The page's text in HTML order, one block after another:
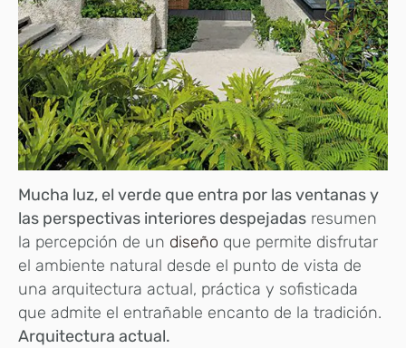
Mucha luz, el verde que entra por las ventanas y
las perspectivas interiores despejadas resumen
la percepción de un diseño que permite disfrutar
el ambiente natural desde el punto de vista de
una arquitectura actual, práctica y sofisticada
que admite el entrañable encanto de la tradición.
Arquitectura actual.